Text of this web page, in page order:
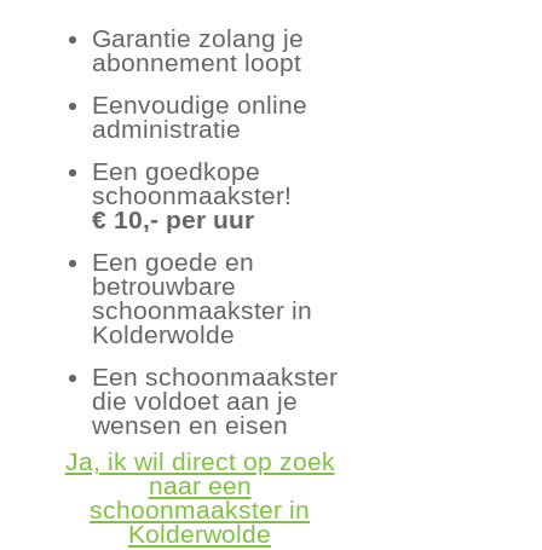
Garantie zolang je
abonnement loopt
Eenvoudige online
administratie
Een goedkope
schoonmaakster!
€ 10,- per uur
Een goede en
betrouwbare
schoonmaakster in
Kolderwolde
Een schoonmaakster
die voldoet aan je
wensen en eisen
Ja, ik wil direct op zoek
naar een
schoonmaakster in
Kolderwolde